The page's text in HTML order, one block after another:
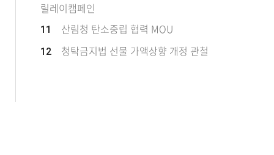
릴레이캠페인
11 산림청 탄소중립 협력 MOU
12 청탁금지법 선물 가액상향 개정 관철